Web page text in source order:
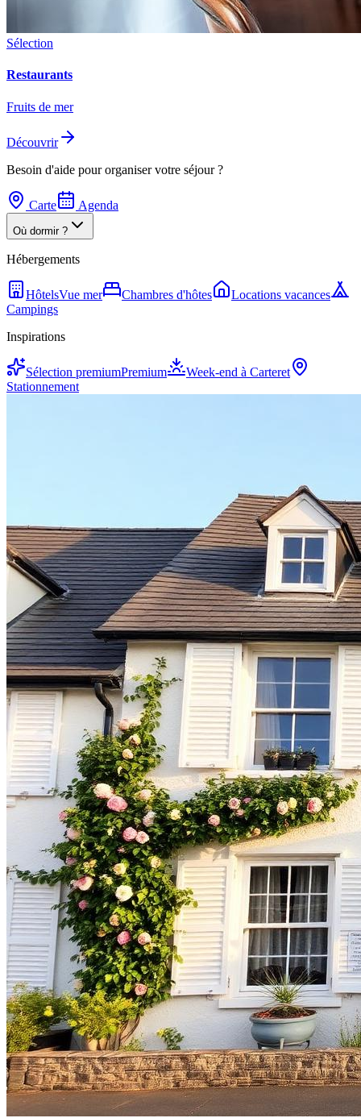
Sélection
Restaurants
Fruits de mer
Découvrir
Besoin d'aide pour organiser votre séjour ?
Carte Agenda
Où dormir ?
Hébergements
HôtelsVue mer Chambres d'hôtes
Locations vacances
Campings
Inspirations
Sélection premiumPremium
Week-end à Carteret
Stationnement